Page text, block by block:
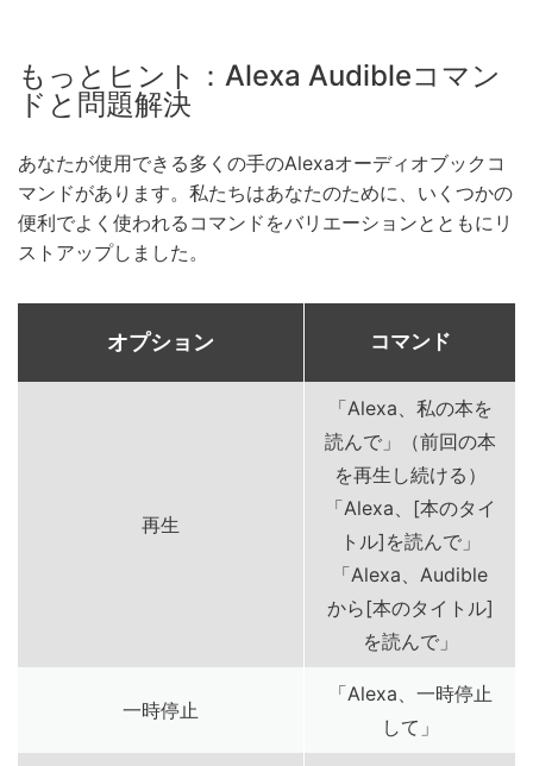
もっとヒント：Alexa Audibleコマン
ドと問題解決
あなたが使用できる多くの手のAlexaオーディオブックコ
マンドがあります。私たちはあなたのために、いくつかの
便利でよく使われるコマンドをバリエーションとともにリ
ストアップしました。
オプション コマンド
再生
「Alexa、私の本を
読んで」（前回の本
を再生し続ける）
「Alexa、[本のタイ
トル]を読んで」
「Alexa、Audible
から[本のタイトル]
を読んで」
一時停止
「Alexa、一時停止
して」